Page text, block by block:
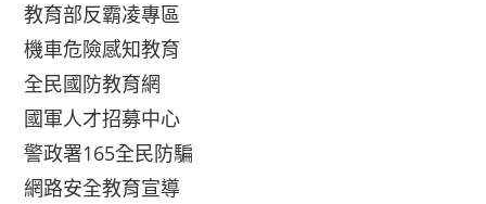
教育部反霸凌專區
機車危險感知教育
全民國防教育網
國軍人才招募中心
警政署165全民防騙
網路安全教育宣導